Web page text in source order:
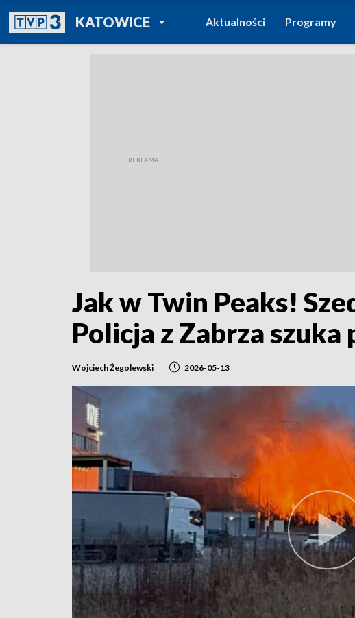
KATOWICEPOWRÓT DO
TVP REGIONY
Aktualności Programy
Jak w Twin Peaks!
Policja z Zabrza szuka
Wojciech Żegolewski 2026-05-13